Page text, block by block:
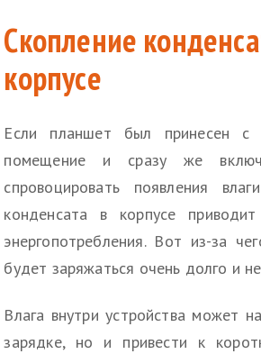
Скопление
корпусе
Если планшет был принесен
помещение и сразу же
спровоцировать появления
конденсата в корпусе
энергопотребления. Вот из-за
будет заряжаться очень долго и
Влага внутри устройства может
зарядке, но и привести к